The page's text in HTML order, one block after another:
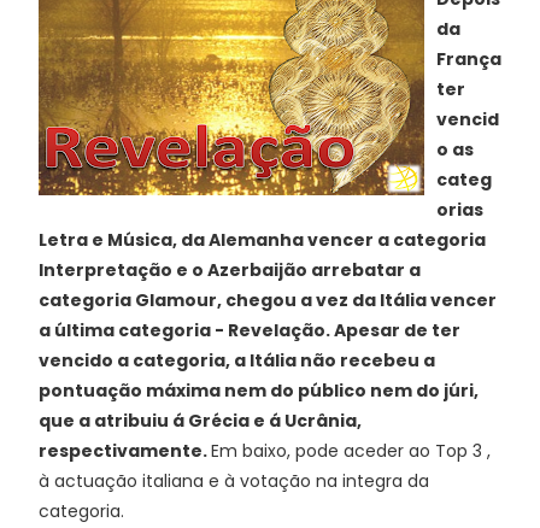
da
França
ter
vencid
o as
categ
orias
Letra e Música, da Alemanha vencer a categoria
Interpretação e o Azerbaijão arrebatar a
categoria Glamour, chegou a vez da Itália vencer
a última categoria - Revelação. Apesar de ter
vencido a categoria, a Itália não recebeu a
pontuação máxima nem do público nem do júri,
que a atribuiu á Grécia e á Ucrânia,
respectivamente.Em baixo, pode aceder ao Top 3 ,
à actuação italiana e à votação na integra da
categoria.